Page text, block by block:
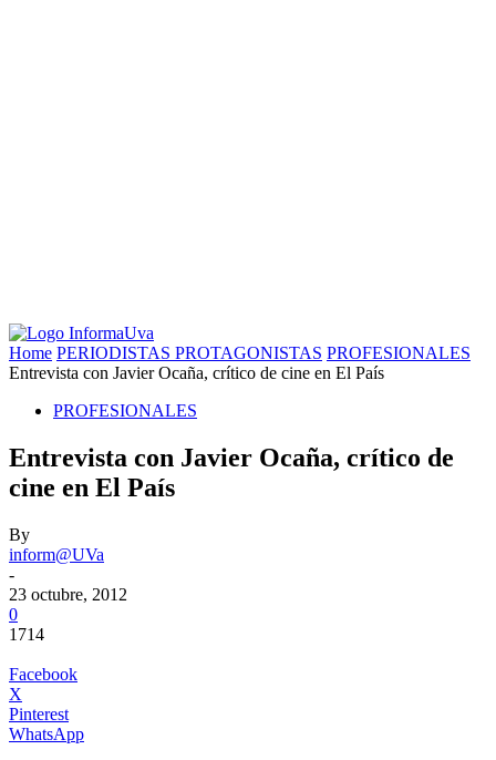
Home PERIODISTAS PROTAGONISTAS PROFESIONALES
Entrevista con Javier Ocaña, crítico de cine en El País
PROFESIONALES
Entrevista con Javier Ocaña, crítico de
cine en El País
By
inform@UVa
-
23 octubre, 2012
0
1714
Facebook
X
Pinterest
WhatsApp